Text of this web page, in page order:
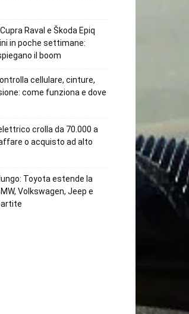
Raval e Škoda Epiq
in poche settimane:
il boom
cellulare, cinture,
come funziona e dove
crolla da 70.000 a
o acquisto ad alto
Toyota estende la
Volkswagen, Jeep e